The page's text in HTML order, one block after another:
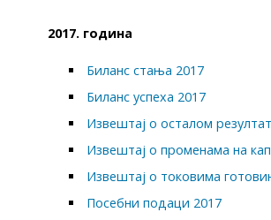
2017. година
Биланс стања 2017
Биланс успеха 2017
Извештај о осталом
Извештај о променама на
Извештај о токовима
Посебни подаци 2017